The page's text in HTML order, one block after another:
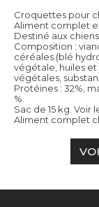
Croquettes pour
Aliment complet
Destiné aux
Composition :
céréales (blé
végétale, huiles et
végétales,
Protéines : 32%,
%.
Sac de 15 kg. Voir
Aliment complet